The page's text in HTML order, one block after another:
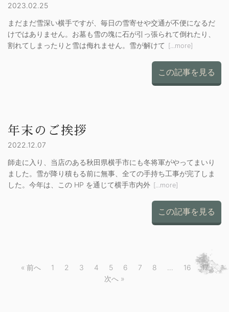
2023.02.25
まだまだ雪深い横手ですが、毎日の雪寄せや交通が不便になるだ
けではありません。お墓も雪の塊に石が引っ張られて倒れたり、
割れてしまったりと雪は侮れません。雪が解けて
[...more]
この記事を見る
年末のご挨拶
2022.12.07
師走に入り、当店のある秋田県横手市にも冬将軍がやってまいり
ました。雪が降り積もる前に無事、全ての手持ち工事が完了しま
した。今年は、この HP を通じて横手市内外 [...more]
この記事を見る
« 前へ 1 2 3 4 5 6 7 8 16
17
次へ »